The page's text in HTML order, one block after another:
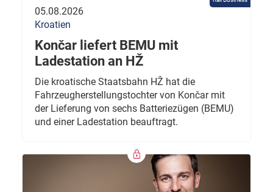
05.08.2026
Kroatien
Končar liefert BEMU mit
Ladestation an HŽ
Die kroatische Staatsbahn HŽ hat die
Fahrzeugherstellungstochter von Končar mit
der Lieferung von sechs Batteriezügen (BEMU)
und einer Ladestation beauftragt.